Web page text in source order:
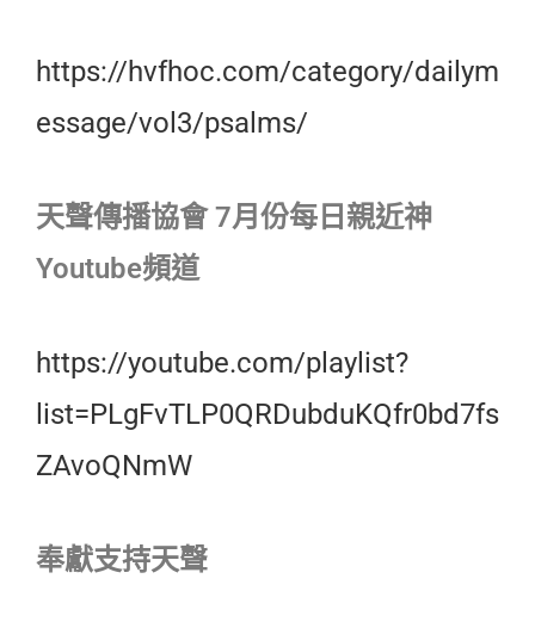
https://hvfhoc.com/category/dailym
essage/vol3/psalms/
天聲傳播協會 7月份每日親近神
Youtube頻道
https://youtube.com/playlist?
list=PLgFvTLP0QRDubduKQfr0bd7fs
ZAvoQNmW
奉獻支持天聲